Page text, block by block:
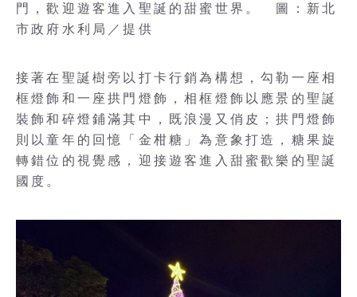
門，歡迎遊客進入聖誕的甜蜜世界。 圖：新北
市政府水利局／提供
接著在聖誕樹旁以打卡行銷為構想，勾勒一座相
框燈飾和一座拱門燈飾，相框燈飾以應景的聖誕
裝飾和碎燈鋪滿其中，既浪漫又俏皮；拱門燈飾
則以童年的回憶「金柑糖」為意象打造，糖果旋
轉錯位的視覺感，迎接遊客進入甜蜜歡樂的聖誕
國度。